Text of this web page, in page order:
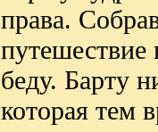
права.
путешествие
беду. Барту
которая тем